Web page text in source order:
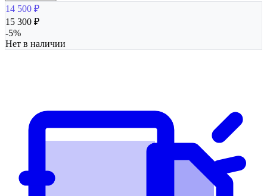
14 500 ₽
15 300 ₽
-5%
Нет в наличии